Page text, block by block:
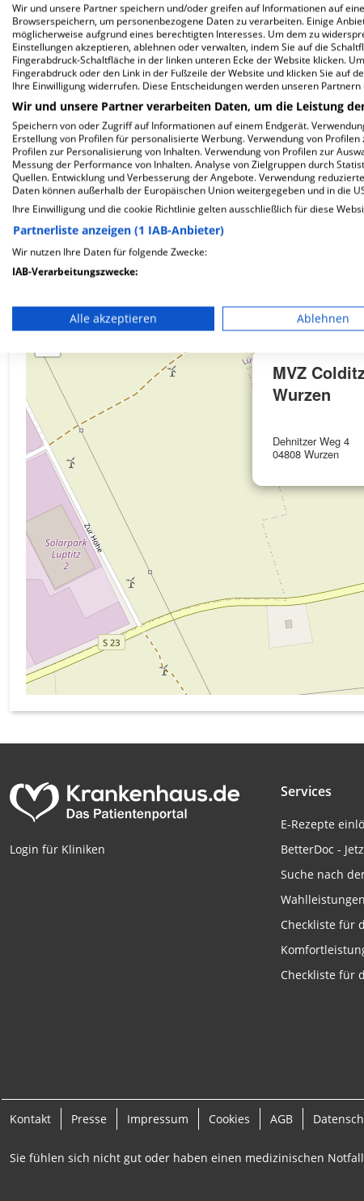
Wie lautet die Adresse von MVZ Colditz
Dehnitzer Weg 4
04808 Wurzen
Wie ist die Telefonnummer von MVZ Colditz
Karte
MVZ
Wurzen
Dehnitzer Weg 4
04808 Wurzen
Login für Kliniken
Services
E-Rezepte
BetterDoc -
Suche nach
Checkliste für
Checkliste für
Kontakt Presse Impressum Cookies AGB
Sie fühlen sich nicht gut oder haben einen medizinischen
Wir und unsere Partner speichern und/oder greifen auf Informationen auf
Browserspeichern, um personenbezogene Daten zu verarbeiten. Einige
möglicherweise aufgrund eines berechtigten Interesses. Um dem zu
Einstellungen akzeptieren, ablehnen oder verwalten, indem Sie auf die
Fingerabdruck-Schaltfläche in der linken unteren Ecke der Website klicken.
Fingerabdruck oder den Link in der Fußzeile der Website und klicken Sie auf
Ihre Einwilligung widerrufen. Diese Entscheidungen werden unseren
Wir und unsere Partner verarbeiten Daten, um die Leistung
Speichern von oder Zugriff auf Informationen auf einem Endgerät.
Erstellung von Profilen für personalisierte Werbung. Verwendung von
Profilen zur Personalisierung von Inhalten. Verwendung von Profilen zur
Messung der Performance von Inhalten. Analyse von Zielgruppen durch
Quellen. Entwicklung und Verbesserung der Angebote. Verwendung
Daten können außerhalb der Europäischen Union weitergegeben und in die
Ihre Einwilligung und die cookie Richtlinie gelten ausschließlich für diese
Partnerliste anzeigen (1 IAB-Anbieter)
Wir nutzen Ihre Daten für folgende Zwecke:
IAB-Verarbeitungszwecke:
Verwendung reduzierter Daten zur Auswahl von
Erstellung von Profilen für personalisierte Werbung
Verwendung von Profilen zur Auswahl personalisierter
Erstellung von Profilen zur Personalisierung von Inhalten
Verwendung von Profilen zur Auswahl personalisierter
Messung der Werbeleistung
Messung der Performance von Inhalten
Analyse von Zielgruppen durch Statistiken oder
verschiedenen Quellen
Entwicklung und Verbesserung der Angebote
Verwendung reduzierter Daten zur Auswahl von Inhalten
IAB-Besonderheiten:
Verwendung genauer Standortdaten
Notwendig
Performance
Funktional
Alle akzeptieren Ablehnen